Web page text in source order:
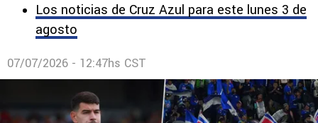
Los noticias de Cruz Azul para este lunes 3 de
agosto
07/07/2026 - 12:47hs CST